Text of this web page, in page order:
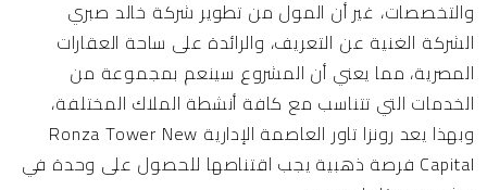
والتخصصات، غير أن المول من تطوير شركة خالد صبري
الشركة الغنية عن التعريف، والرائدة على ساحة العقارات
المصرية، مما يعني أن المشروع سينعم بمجموعة من
الخدمات التي تتناسب مع كافة أنشطة الملاك المختلفة،
وبهذا يعد رونزا تاور العاصمة الإدارية Ronza Tower New
Capital فرصة ذهبية يجب اقتناصها للحصول على وحدة في